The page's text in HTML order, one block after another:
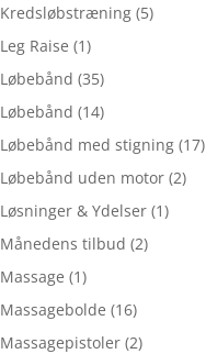
Kredsløbstræning (5)
Leg Raise (1)
Løbebånd (35)
Løbebånd (14)
Løbebånd med stigning (17)
Løbebånd uden motor (2)
Løsninger & Ydelser (1)
Månedens tilbud (2)
Massage (1)
Massagebolde (16)
Massagepistoler (2)